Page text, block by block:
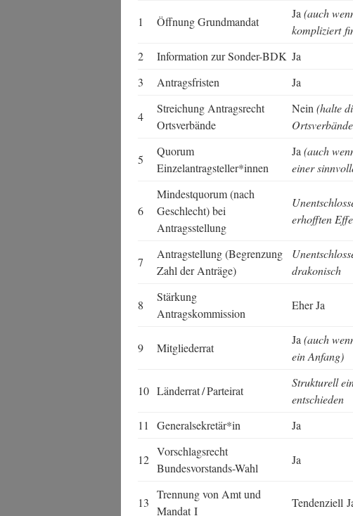
1 Öff­nung Grundmandat
Ja (auch
kom­pli­ziert
2
Infor­ma­ti­on zur Sonder-BDK Ja
3
Antrags­fris­ten Ja
4
Strei­chung Antrags­recht
Ortsverbände
Nein (hal­te
5
Quo­rum
Einzelantragsteller*innen
Ja (auch
einer
6
Min­dest­quo­rum (nach
Geschlecht) bei
Antragsstellung
erhoff­ten
7
Antrag­stel­lung (Begren­zung
Zahl der Anträge)
drakonisch
8
Stär­kung
Antragskommission
Eher Ja
9 Mit­glie­der­rat
Ja (auch
ein Anfang)
10 Län­der­rat / Parteirat
Struk­tu­rell
entschieden
11
Generalsekretär*in Ja
12
Vor­schlags­recht
Bundesvorstands-Wahl
Ja
13
Tren­nung von Amt und
Man­dat I
Ten­den­zi­ell